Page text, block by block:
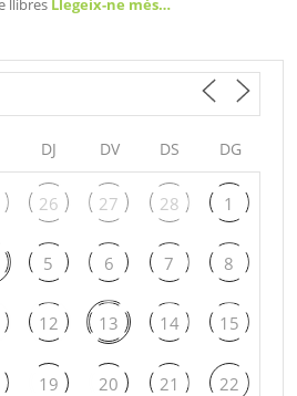
llibres Llegeix-ne més…
DJ DV DS DG
26 27 28 1
5 6 7 8
12 13 14 15
19 20 21 22